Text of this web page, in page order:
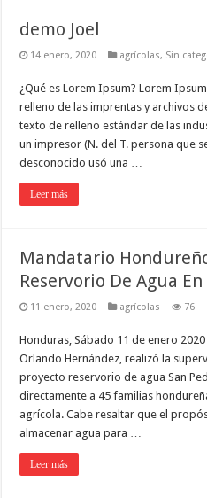
demo Joel
14 enero, 2020 agrícolas, Sin
¿Qué es Lorem Ipsum? Lorem
relleno de las imprentas y archivos
texto de relleno estándar de las
un impresor (N. del T. persona que
desconocido usó una …
Leer más
Mandatario
Reservorio De Agua
11 enero, 2020 agrícolas 76
Honduras, Sábado 11 de enero
Orlando Hernández, realizó la
proyecto reservorio de agua San
directamente a 45 familias
agrícola. Cabe resaltar que el
almacenar agua para …
Leer más